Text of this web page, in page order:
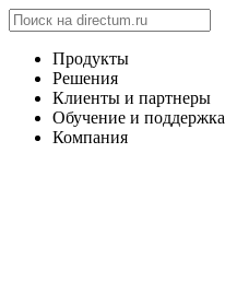
Продукты
Решения
Клиенты и партнеры
Обучение и поддержка
Компания